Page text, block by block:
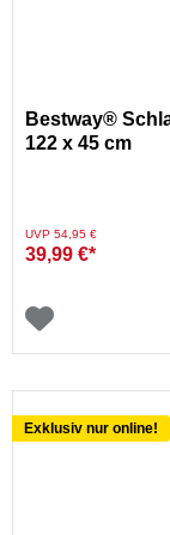
Bestway®
122 x 45 cm
Preis reduziert von
UVP 54,95 €auf
39,99 €*
Exklusiv nur online!